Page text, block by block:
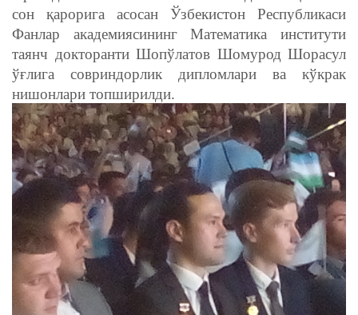
сон қарорига асосан Ўзбекистон Республикаси
Фанлар академиясининг Математика институти
таянч докторанти Шопўлатов Шомурод Шорасул
ўғлига совриндорлик дипломлари ва кўкрак
нишонлари топширилди.